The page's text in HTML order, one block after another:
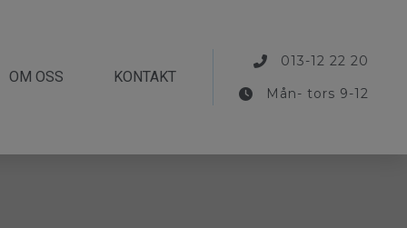
OM OSS KONTAKT
013-12 22 20
Mån- tors 9-12